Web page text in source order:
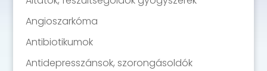
Angioszarkóma
Antibiotikumok
Antidepresszánsok, szorongásoldók